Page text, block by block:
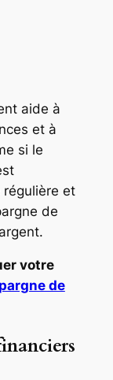
aide à
et à
si le
et
de
votre
de